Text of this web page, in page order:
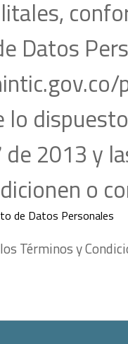
Datos
lo
2013 y
o
de Datos Personales
Términos y